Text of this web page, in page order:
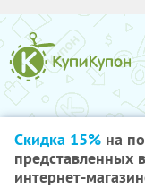
Скидка 15% на
представленных
интернет-